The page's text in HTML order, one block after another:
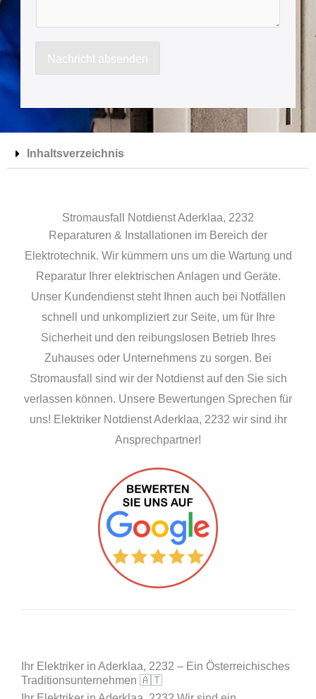
f
c
i
c
Nachricht absenden
Inhaltsverzeichnis
Stromausfall Notdienst Aderklaa, 2232
Reparaturen & Installationen im Bereich der
Elektrotechnik. Wir kümmern uns um die Wartung und
Reparatur Ihrer elektrischen Anlagen und Geräte.
Unser Kundendienst steht Ihnen auch bei Notfällen
schnell und unkompliziert zur Seite, um für Ihre
Sicherheit und den reibungslosen Betrieb Ihres
Zuhauses oder Unternehmens zu sorgen. Bei
Stromausfall sind wir der Notdienst auf den Sie sich
verlassen können. Unsere Bewertungen Sprechen für
uns! Elektriker Notdienst Aderklaa, 2232 wir sind ihr
Ansprechpartner!
Ihr Elektriker in Aderklaa, 2232 – Ein Österreichisches
Traditionsunternehmen 🇦🇹